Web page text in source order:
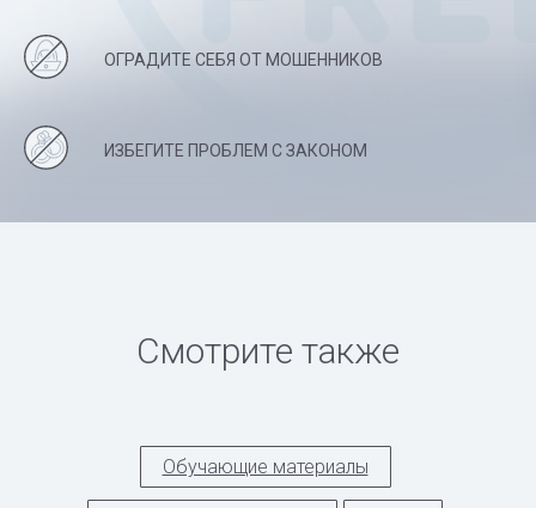
ОГРАДИТЕ СЕБЯ ОТ МОШЕННИКОВ
ИЗБЕГИТЕ ПРОБЛЕМ С ЗАКОНОМ
Смотрите также
Обучающие материалы